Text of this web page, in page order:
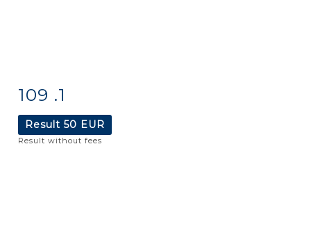
Item detail
109 .1
Result 50 EUR
Result without fees